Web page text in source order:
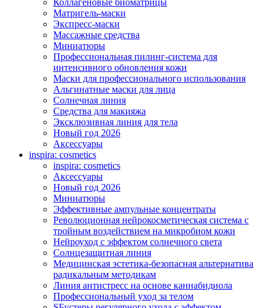
Коллагеновые биоматрицы
Матригель-маски
Экспресс-маски
Массажные средства
Миниатюры
Профессиональная пилинг-система для
интенсивного обновления кожи
Маски для профессионального использования
Альгинатные маски для лица
Солнечная линия
Средства для макияжа
Эксклюзивная линия для тела
Новый год 2026
Аксессуары
inspira: cosmetics
inspira: cosmetics
Аксессуары
Новый год 2026
Миниатюры
Эффективные ампульные концентраты
Революционная нейрокосметическая система с
тройным воздействием на микробиом кожи
Нейроуход с эффектом солнечного света
Солнцезащитная линия
Медицинская эстетика-безопасная альтернатива
радикальным методикам
Линия антистресс на основе каннабидиола
Профессиональный уход за телом